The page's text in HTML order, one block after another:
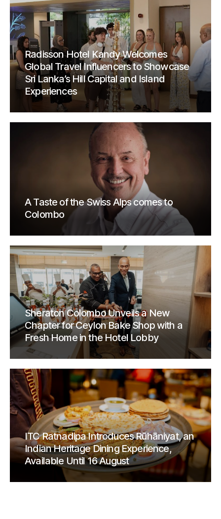
Radisson Hotel Kandy Welcomes
Global Travel Influencers to Showcase
Sri Lanka’s Hill Capital and Island
Experiences
A Taste of the Swiss Alps comes to
Colombo
Sheraton Colombo Unveils a New
Chapter for Ceylon Bake Shop with a
Fresh Home in the Hotel Lobby
ITC Ratnadipa Introduces Rūhāniyat, an
Indian Heritage Dining Experience,
Available Until 16 August